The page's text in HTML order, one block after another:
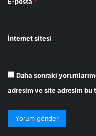
İnternet sitesi
Daha sonraki
adresim ve site adresim bu